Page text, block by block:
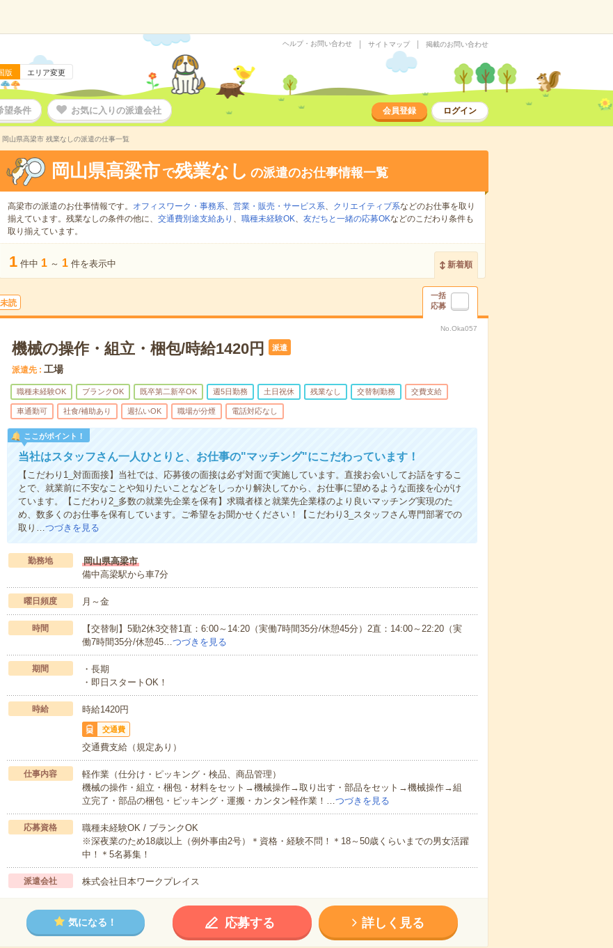
版 エリア変更
ヘルプ・お問い合わせ サイトマップ 掲載のお問い合わせ
望条件 お気に入りの派遣会社 会員登録 ログイン
岡山県高梁市 残業なしの派遣の仕事一覧
岡山県高梁市 で残業なし の派遣のお仕事情報一覧
高梁市の派遣のお仕事情報です。 オフィスワーク・事務系、 営業・販売・サービス系、 クリエイティブ系などのお仕事を取り
揃えています。残業なしの条件の他に、 交通費別途支給あり 、 職種未経験OK、 友だちと一緒の応募OKなどのこだわり条件も
取り揃えています。
1 件中 1 ～ 1 件を表示中 新着順
未読
一括
応募
No.Oka057
機械の操作・組立・梱包/時給1420円 派遣
派遣先 工場
職種未経験OK ブランクOK 既卒第二新卒OK 週5日勤務 土日祝休 残業なし 交替制勤務 交費支給
車通勤可 社食/補助あり 週払いOK 職場が分煙 電話対応なし
ここがポイント！
当社はスタッフさん一人ひとりと、お仕事の"マッチング"にこだわっています！
【こだわり1_対面面接】当社では、応募後の面接は必ず対面で実施しています。直接お会いしてお話をするこ
とで、就業前に不安なことや知りたいことなどをしっかり解決してから、お仕事に望めるような面接を心がけ
ています。【こだわり2_多数の就業先企業を保有】求職者様と就業先企業様のより良いマッチング実現のた
め、数多くのお仕事を保有しています。ご希望をお聞かせください！【こだわり3_スタッフさん専門部署での
取り…つづきを見る
勤務地
岡山県高梁市
備中高梁駅から車7分
曜日頻度 月～金
時間
【交替制】5勤2休3交替1直：6:00～14:20（実働7時間35分/休憩45分）2直：14:00～22:20（実
働7時間35分/休憩45…つづきを見る
期間
・長期
・即日スタートOK！
時給 時給1420円
交通費
交通費支給（規定あり）
仕事内容
軽作業（仕分け・ピッキング・検品、商品管理）
機械の操作・組立・梱包・材料をセット→機械操作→取り出す・部品をセット→機械操作→組
立完了・部品の梱包・ピッキング・運搬・カンタン軽作業！…つづきを見る
応募資格
職種未経験OK / ブランクOK
※深夜業のため18歳以上（例外事由2号）＊資格・経験不問！＊18～50歳くらいまでの男女活躍
中！＊5名募集！
派遣会社 株式会社日本ワークプレイス
気になる！ 応募する 詳しく見る